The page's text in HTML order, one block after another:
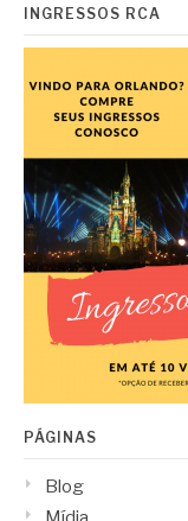
INGRESSOS RCA
PÁGINAS
Blog